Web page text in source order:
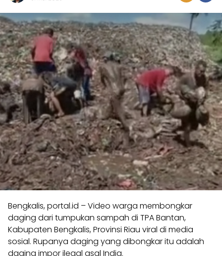
Bengkalis, portal.id – Video warga membongkar
daging dari tumpukan sampah di TPA Bantan,
Kabupaten Bengkalis, Provinsi Riau viral di media
sosial. Rupanya daging yang dibongkar itu adalah
daging impor ilegal asal India.